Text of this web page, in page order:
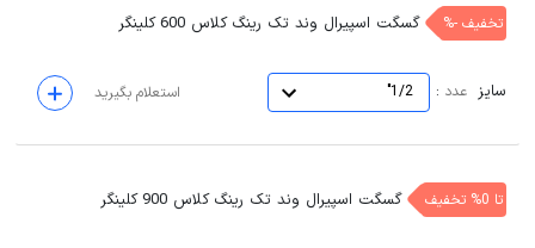
تخفیف -% گسگت اسپیرال وند تک رینگ کلاس 600 کلینگر
سایز عدد :
1/2" استعلام بگیرید
تا 0% تخفیف گسگت اسپیرال وند تک رینگ کلاس 900 کلینگر